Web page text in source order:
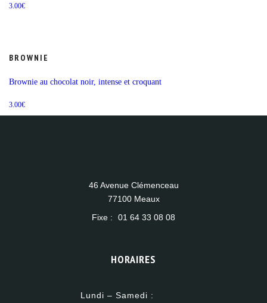
3.00€
BROWNIE
Brownie au chocolat noir, intense et croquant
3.00€
46 Avenue Clémenceau
77100 Meaux
Fixe :
01 64 33 08 08
HORAIRES
Lundi – Samedi :